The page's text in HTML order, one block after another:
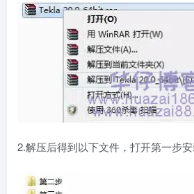
2.解压后得到以下文件，打开第一步